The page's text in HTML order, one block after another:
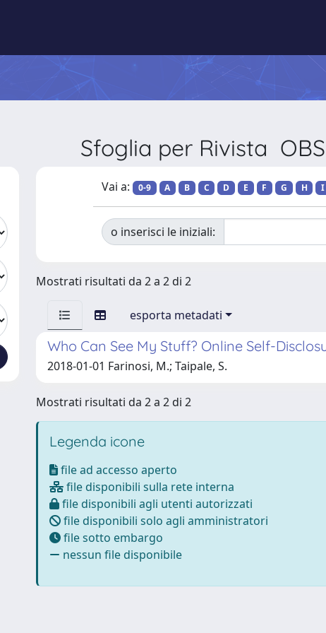
Sfoglia per Rivista
Vai a: 0-9 A B C D E F G H I
o inserisci le iniziali:
Mostrati risultati da 2 a 2 di 2
esporta metadati
Who Can See My Stuff? Online Self-
2018-01-01 Farinosi, M.; Taipale, S.
Mostrati risultati da 2 a 2 di 2
Legenda icone
file ad accesso aperto
file disponibili sulla rete interna
file disponibili agli utenti autorizzati
file disponibili solo agli amministratori
file sotto embargo
nessun file disponibile